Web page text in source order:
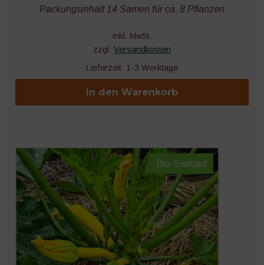
Packungsinhalt 14 Samen für ca. 8 Pflanzen
inkl. MwSt.
zzgl. Versandkosten
Lieferzeit: 1-3 Werktage
In den Warenkorb
Bio-Saatgut